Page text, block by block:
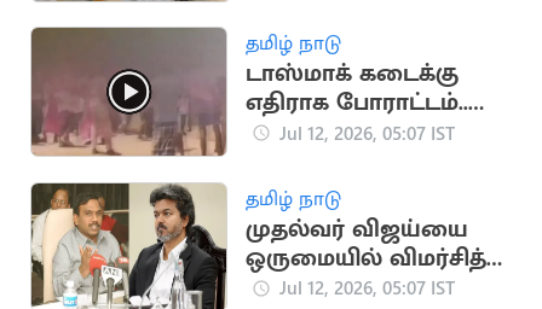
தமிழ் நாடு
டாஸ்மாக் கடைக்கு
எதிராக போராட்டம்..
களத்தில் இறங்கிய
Jul 12, 2026, 05:07 IST
தமிழ் நாடு
முதல்வர் விஜய்யை
ஒருமையில் விமர்சித்த
திமுக எம்பி ஆ.ராசா
Jul 12, 2026, 05:07 IST